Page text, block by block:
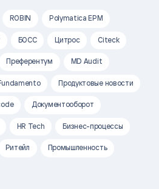
ROBIN Polymatica EPM
БОСС Цитрос Citeck
Преферентум MD Audit
Продуктовые новости
Документооборот
HR Tech Бизнес-процессы
Ритейл Промышленность